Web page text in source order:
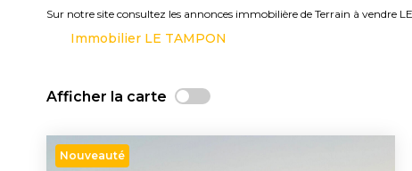
Sur notre site consultez les annonces immobilière de Terrain à vendre
Immobilier LE TAMPON
Afficher la carte
Nouveauté